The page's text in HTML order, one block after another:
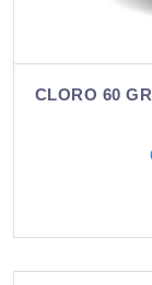
CLORO 60